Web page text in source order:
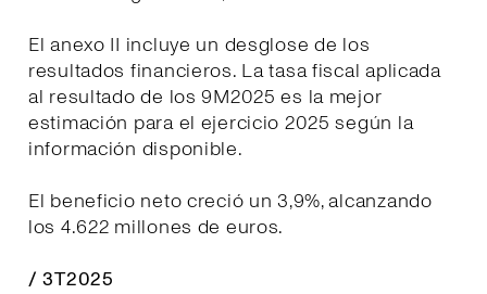
El anexo II incluye un desglose de los
resultados financieros. La tasa fiscal aplicada
al resultado de los 9M2025 es la mejor
estimación para el ejercicio 2025 según la
información disponible.
El beneficio neto creció un 3,9%, alcanzando
los 4.622 millones de euros.
/ 3T2025